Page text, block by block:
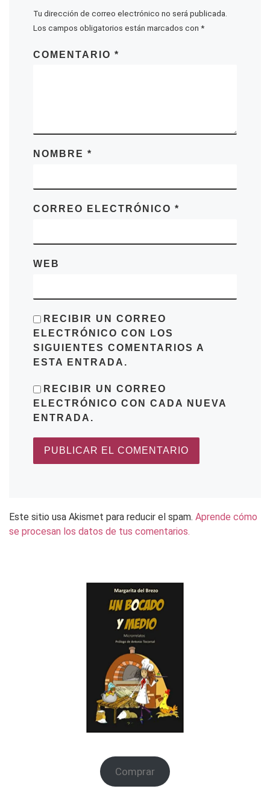
Tu dirección de correo electrónico no será publicada.
Los campos obligatorios están marcados con *
COMENTARIO *
NOMBRE *
CORREO ELECTRÓNICO *
WEB
RECIBIR UN CORREO
ELECTRÓNICO CON LOS
SIGUIENTES COMENTARIOS A
ESTA ENTRADA.
RECIBIR UN CORREO
ELECTRÓNICO CON CADA NUEVA
ENTRADA.
Este sitio usa Akismet para reducir el spam. Aprende cómo
se procesan los datos de tus comentarios.
Comprar